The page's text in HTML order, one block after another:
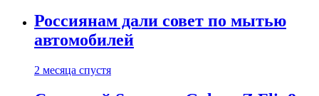
Россиянам дали совет по мытью
автомобилей
2 месяца спустя